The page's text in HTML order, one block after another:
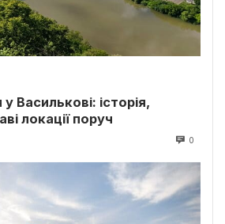
Василькові: історія,
локації поруч
0